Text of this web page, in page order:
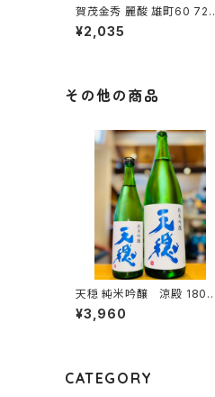
賀茂金秀 麗酸 雄町60 720
ml１本（金光酒造・広島県東
広島市黒瀬町）
¥2,035
その他の商品
天穏 純米吟醸 涼殿 1800
ml１本（板倉酒造・島根県出
雲市塩冶町）
¥3,960
CATEGORY